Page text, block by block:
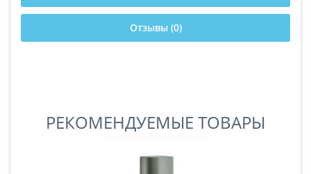
Отзывы (0)
РЕКОМЕНДУЕМЫЕ ТОВАРЫ